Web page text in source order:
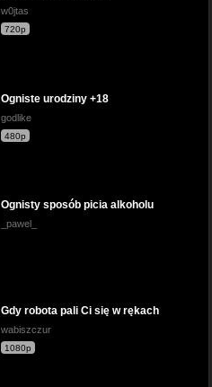
w0jtas
720p
Ogniste urodziny +18
godlike
480p
Ognisty sposób picia alkoholu
_pawel_
Gdy robota pali Ci się w rękach
wabiszczur
1080p